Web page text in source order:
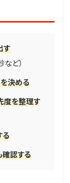
す
ど）
決める
度を整理す
る
確認する